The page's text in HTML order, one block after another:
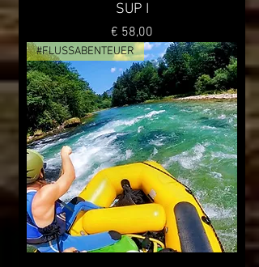
SUP I
Preis
€ 58,00
#FLUSSABENTEUER